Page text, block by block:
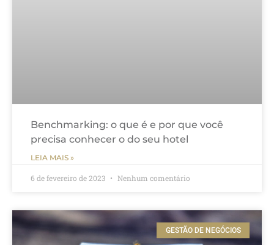
Benchmarking: o que é e por que você
precisa conhecer o do seu hotel
LEIA MAIS »
6 de fevereiro de 2023 Nenhum comentário
GESTÃO DE NEGÓCIOS